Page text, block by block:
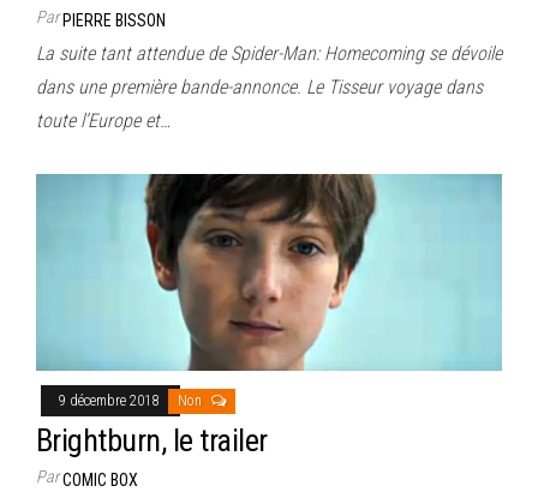
ParPIERRE BISSON
La suite tant attendue de Spider-Man: Homecoming se dévoile
dans une première bande-annonce. Le Tisseur voyage dans
toute l’Europe et…
9 décembre 2018 Non
Brightburn, le trailer
ParCOMIC BOX